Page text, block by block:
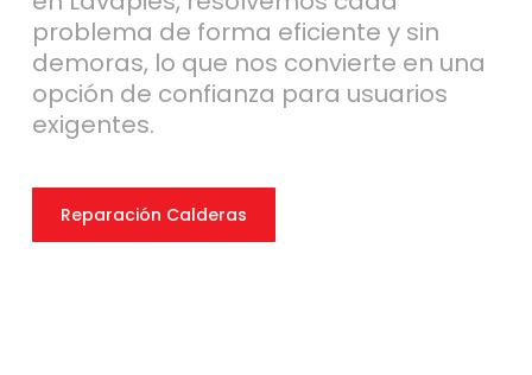
problema de forma eficiente y sin
demoras, lo que nos convierte en una
opción de confianza para usuarios
exigentes.
Reparación Calderas